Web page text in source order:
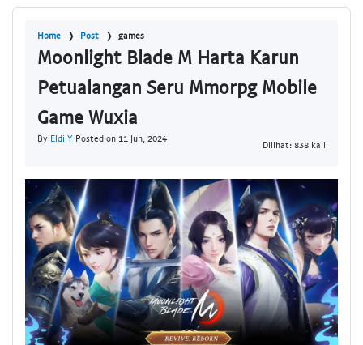
Home Post games
Moonlight Blade M Harta Karun
Petualangan Seru Mmorpg Mobile
Game Wuxia
By Eldi Y Posted on 11 Jun, 2024
Dilihat: 838 kali